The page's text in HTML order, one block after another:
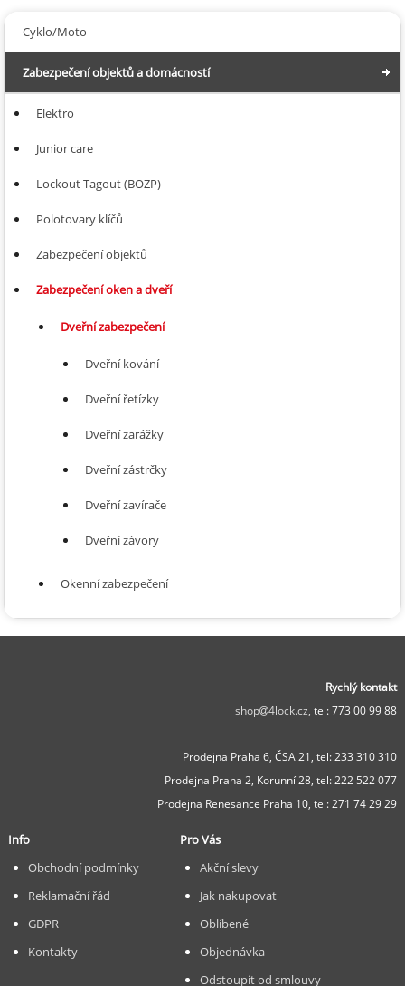
Cyklo/Moto
Zabezpečení objektů a domácností
Elektro
Junior care
Lockout Tagout (BOZP)
Polotovary klíčů
Zabezpečení objektů
Zabezpečení oken a dveří
Dveřní zabezpečení
Dveřní kování
Dveřní řetízky
Dveřní zarážky
Dveřní zástrčky
Dveřní zavírače
Dveřní závory
Okenní zabezpečení
Rychlý kontakt
shop
4lock.cz, tel: 773 00 99 88
Prodejna Praha 6, ČSA 21, tel: 233 310 310
Prodejna Praha 2, Korunní 28, tel: 222 522 077
Prodejna Renesance Praha 10, tel: 271 74 29 29
Info
Obchodní podmínky
Reklamační řád
GDPR
Kontakty
Pro Vás
Akční slevy
Jak nakupovat
Oblíbené
Objednávka
Odstoupit od smlouvy